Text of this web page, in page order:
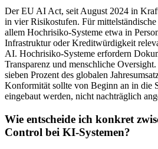
Der EU AI Act, seit August 2024 in
in vier Risikostufen. Für
allem Hochrisiko-Systeme etwa in
Infrastruktur oder Kreditwürdigkeit
AI. Hochrisiko-Systeme erfordern
Transparenz und menschliche
sieben Prozent des globalen
Konformität sollte von Beginn an in die
eingebaut werden, nicht nachträglich
Wie entscheide ich konkret
Control bei KI-Systemen?